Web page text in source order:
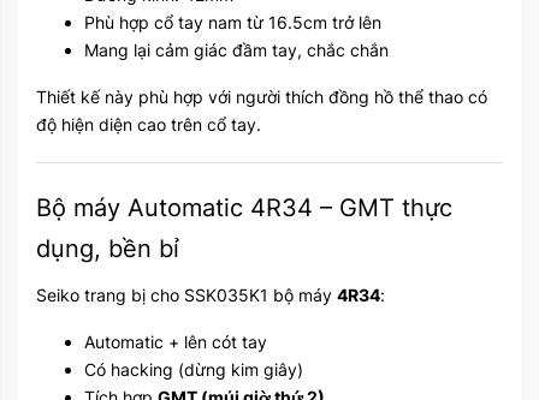
Phù hợp cổ tay nam từ 16.5cm trở lên
Mang lại cảm giác đầm tay, chắc chắn
Thiết kế này phù hợp với người thích đồng hồ thể thao có
độ hiện diện cao trên cổ tay.
Bộ máy Automatic 4R34 – GMT thực
dụng, bền bỉ
Seiko trang bị cho SSK035K1 bộ máy 4R34:
Automatic + lên cót tay
Có hacking (dừng kim giây)